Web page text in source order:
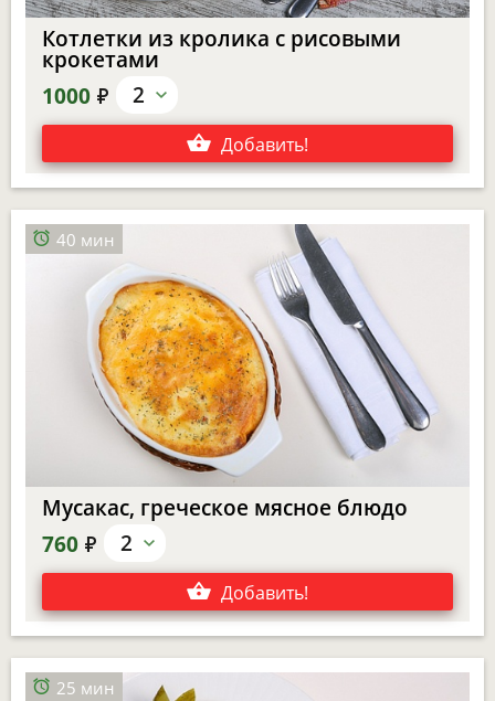
Котлетки из кролика с рисовыми
крокетами
1000 е 2
Добавить!
40 мин
Мусакас, греческое мясное блюдо
760 е 2
Добавить!
25 мин